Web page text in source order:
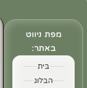
מפת ניווט
באתר:
בית
הבלוג